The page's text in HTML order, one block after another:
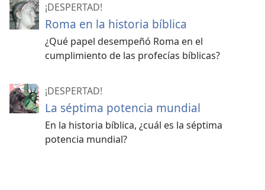
¡DESPERTAD!
Roma en la historia bíblica
¿Qué papel desempeñó Roma en el
cumplimiento de las profecías bíblicas?
¡DESPERTAD!
La séptima potencia mundial
En la historia bíblica, ¿cuál es la séptima
potencia mundial?